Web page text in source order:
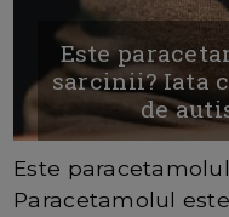
Este
sarcinii? Iata
de
Este
Paracetamolul